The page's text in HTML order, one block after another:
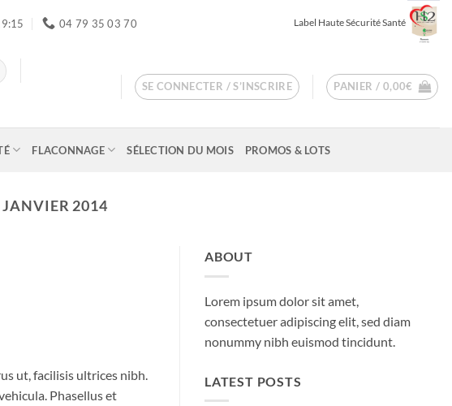
04 79 35 03 70 Label Haute Sécurité Santé
SE CONNECTER / S’INSCRIRE PANIER / 0,00€
FLACONNAGE SÉLECTION DU MOIS PROMOS & LOTS
JANVIER 2014
ut, facilisis ultrices nibh.
Phasellus et
ABOUT
Lorem ipsum dolor sit amet,
consectetuer adipiscing elit, sed diam
nonummy nibh euismod tincidunt.
LATEST POSTS